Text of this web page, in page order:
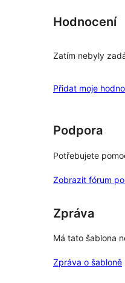
Hodnocení
Zatím nebyly
Přidat moje
Podpora
Potřebujete
Zobrazit fórum
Zpráva
Má tato šablona
Zpráva o šabloně